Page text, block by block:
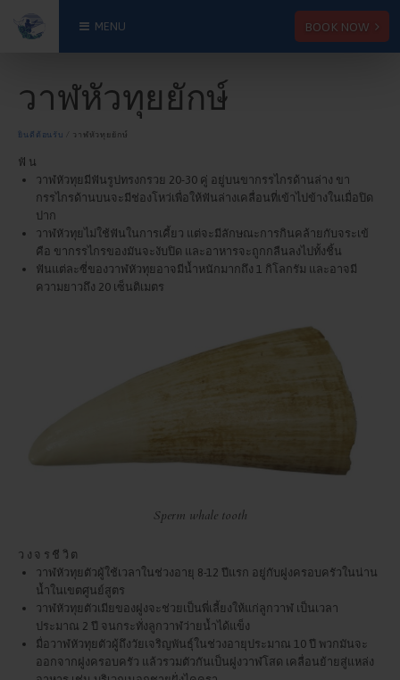
MENU BOOK NOW
วาฬหัวทุยยักษ์
ยินดีต้อนรับ ⁄ วาฬหัวทุยยักษ์
ฟัน
วาฬหัวทุยมีฟันรูปทรงกรวย 20-30 คู่ อยู่บนขากรรไกรด้านล่าง ขา
กรรไกรด้านบนจะมีช่องโหว่เพื่อให้ฟันล่างเคลื่อนที่เข้าไปข้างในเมื่อปิด
ปาก
วาฬหัวทุยไม่ใช้ฟันในการเคี้ยว แต่จะมีลักษณะการกินคล้ายกับจระเข้
คือ ขากรรไกรของมันจะงับปิด และอาหารจะถูกกลืนลงไปทั้งชิ้น
ฟันแต่ละซี่ของวาฬหัวทุยอาจมีน้ำหนักมากถึง 1 กิโลกรัม และอาจมี
ความยาวถึง 20 เซ็นติเมตร
Sperm whale tooth
วงจรชีวิต
วาฬหัวทุยตัวผู้ใช้เวลาในช่วงอายุ 8-12 ปีแรก อยู่กับฝูงครอบครัวในน่าน
น้ำในเขตศูนย์สูตร
วาฬหัวทุยตัวเมียของฝูงจะช่วยเป็นพี่เลี้ยงให้แก่ลูกวาฬ เป็นเวลา
ประมาณ 2 ปี จนกระทั่งลูกวาฬว่ายน้ำได้แข็ง
มื่อวาฬหัวทุยตัวผู้ถึงวัยเจริญพันธุ์ในช่วงอายุประมาณ 10 ปี พวกมันจะ
ออกจากฝูงครอบครัว แล้วรวมตัวกันเป็นฝูงวาฬโสด เคลื่อนย้ายสู่แหล่ง